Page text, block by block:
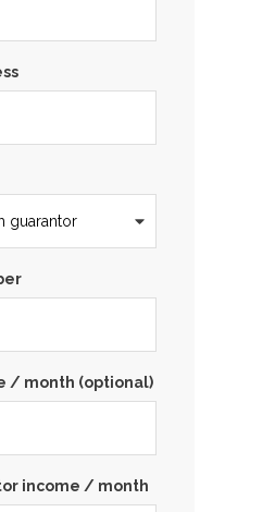
/ month (optional)
income / month